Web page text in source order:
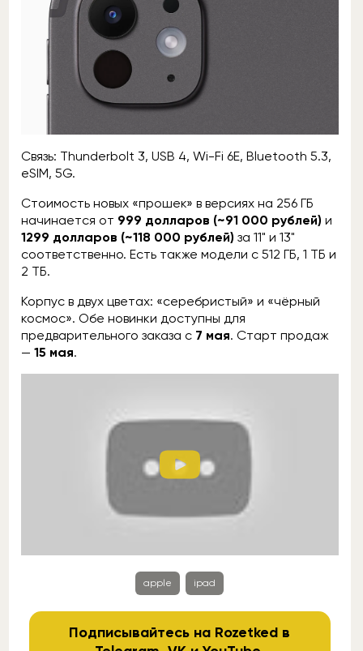
Связь: Thunderbolt 3, USB 4, Wi-Fi 6E, Bluetooth 5.3,
eSIM, 5G.
Стоимость новых «прошек» в версиях на 256 ГБ
начинается от 999 долларов (~91 000 рублей) и
1299 долларов (~118 000 рублей) за 11" и 13"
соответственно. Есть также модели с 512 ГБ, 1 ТБ и
2 ТБ.
Корпус в двух цветах: «серебристый» и «чёрный
космос». Обе новинки доступны для
предварительного заказа с 7 мая. Старт продаж
— 15 мая.
apple ipad
Подписывайтесь на Rozetked в